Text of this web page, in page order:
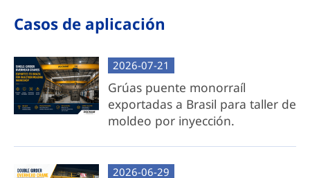
Paquete completo de grúa aérea
preensamblado, viga transversal, carros de
extremo, sistemas de electrificación y todos los
componentes necesarios.
Confiabilidad probada en fábrica:
completamente ensamblado y rigurosamente
probado en nuestras instalaciones para
Casos de aplicación
2026-07-21
Grúas puente monorraíl
exportadas a Brasil para taller de
moldeo por inyección.
2026-06-29